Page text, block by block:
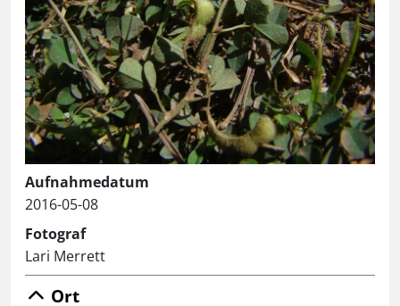
Aufnahmedatum
2016-05-08
Fotograf
Lari Merrett
Ort